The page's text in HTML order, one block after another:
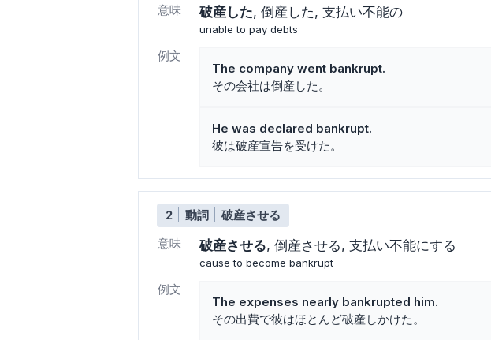
意味
破産した 倒産した 支払い不能の
unable to pay debts
例文
The company went bankrupt.
その会社は倒産した。
He was declared bankrupt.
彼は破産宣告を受けた。
2 動詞
破産させる
意味
破産させる 倒産させる 支払い不能にする
cause to become bankrupt
例文
The expenses nearly bankrupted him.
その出費で彼はほとんど破産しかけた。